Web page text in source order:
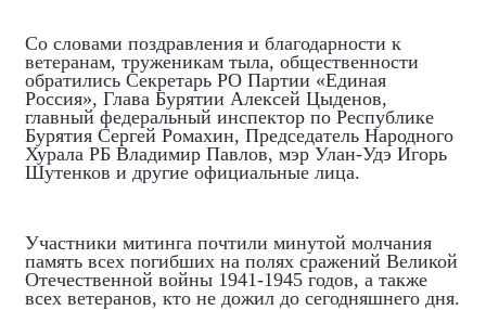
Со словами поздравления и благодарности к
ветеранам, труженикам тыла, общественности
обратились Секретарь РО Партии «Единая
Россия», Глава Бурятии Алексей Цыденов,
главный федеральный инспектор по Республике
Бурятия Сергей Ромахин, Председатель Народного
Хурала РБ Владимир Павлов, мэр Улан-Удэ Игорь
Шутенков и другие официальные лица.
Участники митинга почтили минутой молчания
память всех погибших на полях сражений Великой
Отечественной войны 1941-1945 годов, а также
всех ветеранов, кто не дожил до сегодняшнего дня.